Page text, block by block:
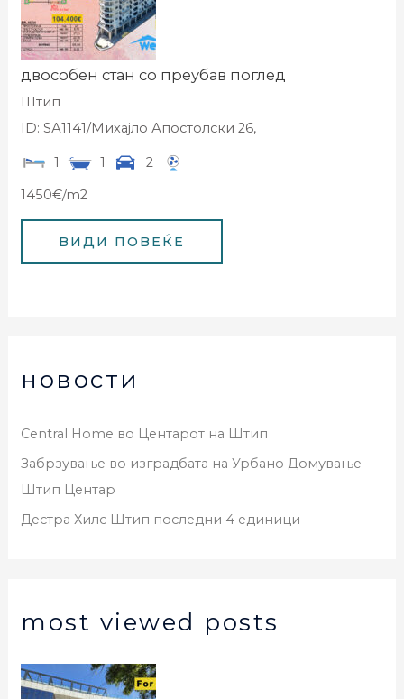
двособен стан со преубав поглед
Штип
ID: SА1141/Михајло Апостолски 26,
1 1 2
1450€/m2
новости
Central Home во Центарот на Штип
Забрзување во изградбата на Урбано Домување
Штип Центар
Дестра Хилс Штип последни 4 единици
most viewed posts